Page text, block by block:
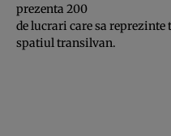
prezenta 200
de lucrari care sa
spatiul transilvan.